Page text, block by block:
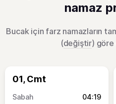
namaz
Bucak için farz namazların
(değiştir) göre
01, Cmt
04:19